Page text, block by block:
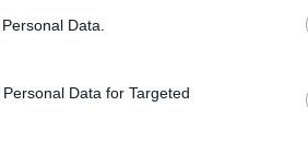
Data.
Data for Targeted
отключений интернета,